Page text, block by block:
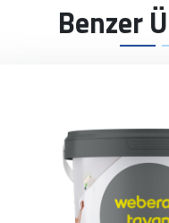
Benzer